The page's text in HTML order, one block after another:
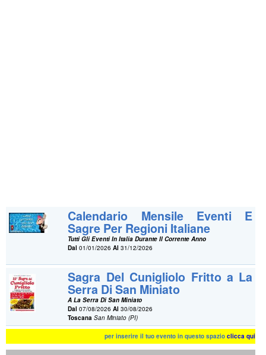
Calendario Mensile Eventi E
Sagre Per Regioni Italiane
Tutti Gli Eventi In Italia Durante Il Corrente Anno
Dal 01/01/2026Al 31/12/2026
Sagra Del Cunigliolo Fritto a La
Serra Di San Miniato
A La Serra Di San Miniato
Dal 07/08/2026Al 30/08/2026
Toscana San Miniato (PI)
per inserire il tuo evento in questo spazioclicca qui